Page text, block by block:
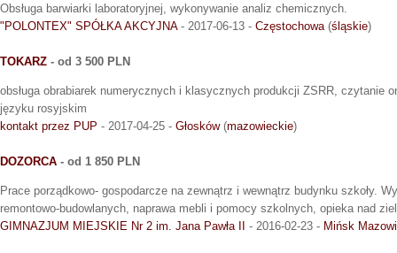
Obsługa barwiarki laboratoryjnej, wykonywanie analiz chemicznych.
"POLONTEX" SPÓŁKA AKCYJNA- 2017-06-13 - Częstochowa (śląskie)
TOKARZ - od 3 500 PLN
obsługa obrabiarek numerycznych i klasycznych produkcji ZSRR, czytanie
języku rosyjskim
kontakt przez PUP - 2017-04-25 - Głosków(mazowieckie)
DOZORCA - od 1 850 PLN
Prace porządkowo- gospodarcze na zewnątrz i wewnątrz budynku szkoły.
remontowo-budowlanych, naprawa mebli i pomocy szkolnych, opieka nad
GIMNAZJUM MIEJSKIE Nr 2 im. Jana Pawła II - 2016-02-23 - Mińsk